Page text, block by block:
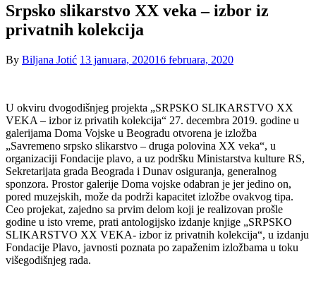
Srpsko slikarstvo XX veka – izbor iz
privatnih kolekcija
By Biljana Jotić 13 januara, 202016 februara, 2020
U okviru dvogodišnjeg projekta „SRPSKO SLIKARSTVO XX
VEKA – izbor iz privatih kolekcija“ 27. decembra 2019. godine u
galerijama Doma Vojske u Beogradu otvorena je izložba
„Savremeno srpsko slikarstvo – druga polovina XX veka“, u
organizaciji Fondacije plavo, a uz podršku Ministarstva kulture RS,
Sekretarijata grada Beograda i Dunav osiguranja, generalnog
sponzora. Prostor galerije Doma vojske odabran je jer jedino on,
pored muzejskih, može da podrži kapacitet izložbe ovakvog tipa.
Ceo projekat, zajedno sa prvim delom koji je realizovan prošle
godine u isto vreme, prati antologijsko izdanje knjige „SRPSKO
SLIKARSTVO XX VEKA- izbor iz privatnih kolekcija“, u izdanju
Fondacije Plavo, javnosti poznata po zapaženim izložbama u toku
višegodišnjeg rada.